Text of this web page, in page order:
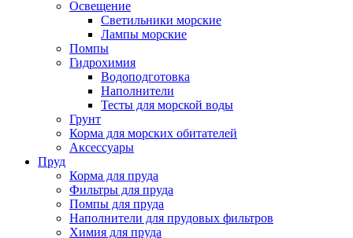
Освещение
Светильники морские
Лампы морские
Помпы
Гидрохимия
Водоподготовка
Наполнители
Тесты для морской воды
Грунт
Корма для морских обитателей
Аксессуары
Пруд
Корма для пруда
Фильтры для пруда
Помпы для пруда
Наполнители для прудовых фильтров
Химия для пруда